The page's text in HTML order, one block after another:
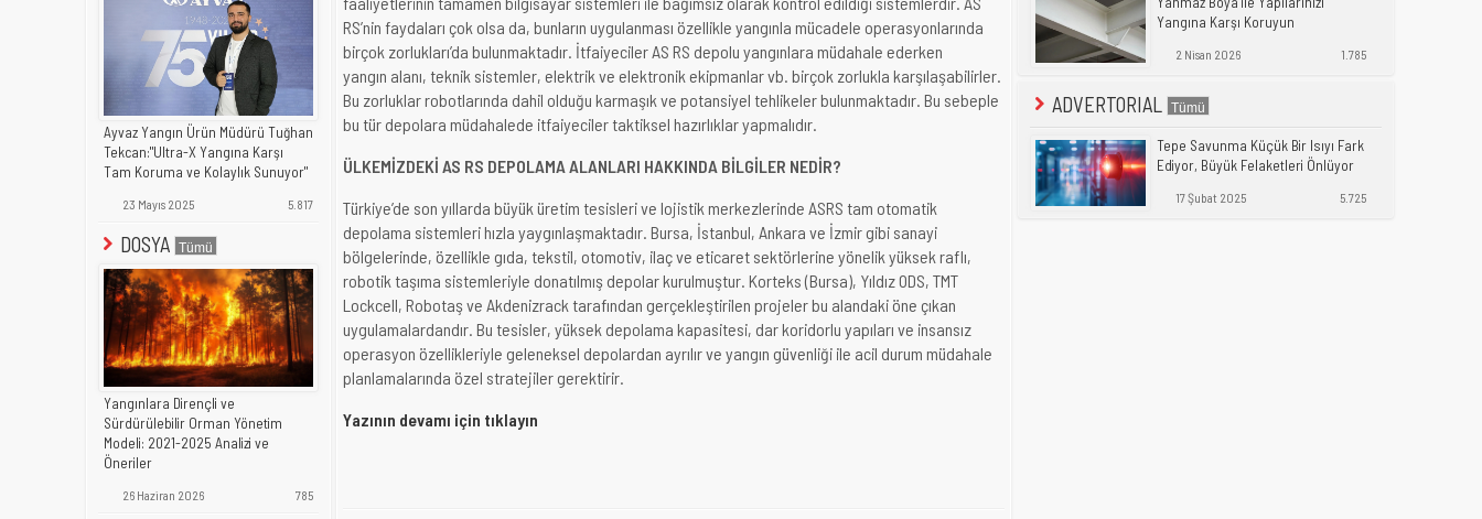
Ayvaz Yangın Ürün Müdürü Tuğhan
Tekcan:"Ultra-X Yangına Karşı
Tam Koruma ve Kolaylık Sunuyor"
23 Mayıs 2025 5.817
DOSYA
Yangınlara Dirençli ve
Sürdürülebilir Orman Yönetim
Modeli: 2021-2025 Analizi ve
Öneriler
26 Haziran 2026 785
RS’nin faydaları çok olsa da, bunların uygulanması özellikle yangınla mücadele operasyonlarında
birçok zorlukları’da bulunmaktadır. İtfaiyeciler AS RS depolu yangınlara müdahale ederken
yangın alanı, teknik sistemler, elektrik ve elektronik ekipmanlar vb. birçok zorlukla karşılaşabilirler.
Bu zorluklar robotlarında dahil olduğu karmaşık ve potansiyel tehlikeler bulunmaktadır. Bu sebeple
bu tür depolara müdahalede itfaiyeciler taktiksel hazırlıklar yapmalıdır.
ÜLKEMİZDEKİ AS RS DEPOLAMA ALANLARI HAKKINDA BİLGİLER NEDİR?
Türkiye’de son yıllarda büyük üretim tesisleri ve lojistik merkezlerinde ASRS tam otomatik
depolama sistemleri hızla yaygınlaşmaktadır. Bursa, İstanbul, Ankara ve İzmir gibi sanayi
bölgelerinde, özellikle gıda, tekstil, otomotiv, ilaç ve eticaret sektörlerine yönelik yüksek raflı,
robotik taşıma sistemleriyle donatılmış depolar kurulmuştur. Korteks (Bursa), Yıldız ODS, TMT
Lockcell, Robotaş ve Akdenizrack tarafından gerçekleştirilen projeler bu alandaki öne çıkan
uygulamalardandır. Bu tesisler, yüksek depolama kapasitesi, dar koridorlu yapıları ve insansız
operasyon özellikleriyle geleneksel depolardan ayrılır ve yangın güvenliği ile acil durum müdahale
planlamalarında özel stratejiler gerektirir.
Yazının devamı için tıklayın
Yangına Karşı Koruyun
2 Nisan 2026 1.785
ADVERTORIAL
Tepe Savunma Küçük Bir Isıyı Fark
Ediyor, Büyük Felaketleri Önlüyor
17 Şubat 2025 5.725